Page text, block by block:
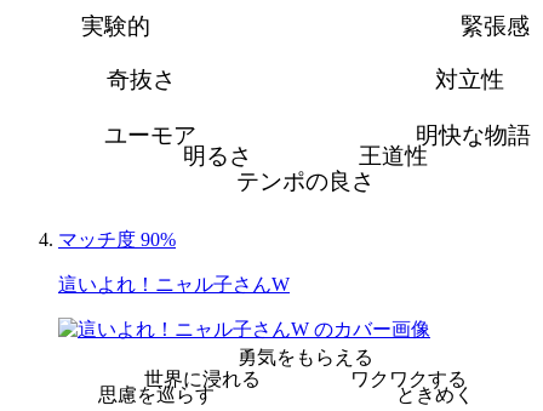
緊張感
対立性
明快な物語
王道性
テンポの良さ
明るさ
ユーモア
奇抜さ
実験的
マッチ度 90%
這いよれ！ニャル子さんW
勇気をもらえる
ワクワクする
ときめく
思慮を巡らす
世界に浸れる